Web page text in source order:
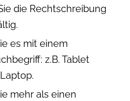
die Rechtschreibung
es mit einem
z.B. Tablet
mehr als einen